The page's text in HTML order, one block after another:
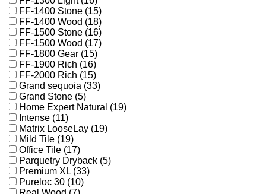
FF-1400 Stone (15)
FF-1400 Wood (18)
FF-1500 Stone (16)
FF-1500 Wood (17)
FF-1800 Gear (15)
FF-1900 Rich (16)
FF-2000 Rich (15)
Grand sequoia (33)
Grand Stone (5)
Home Expert Natural (19)
Intense (11)
Matrix LooseLay (19)
Mild Tile (19)
Office Tile (17)
Parquetry Dryback (5)
Premium XL (33)
Pureloc 30 (10)